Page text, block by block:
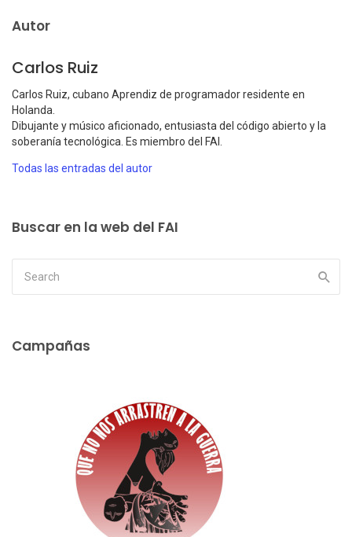
Autor
Carlos Ruiz
Carlos Ruiz, cubano Aprendiz de programador residente en
Holanda.
Dibujante y músico aficionado, entusiasta del código abierto y la
soberanía tecnológica. Es miembro del FAI.
Todas las entradas del autor
Buscar en la web del FAI
Campañas